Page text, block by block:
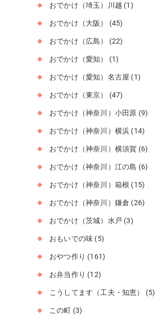
おでかけ（埼玉）川越 (1)
おでかけ（大阪） (45)
おでかけ（広島） (22)
おでかけ（愛知） (1)
おでかけ（愛知）名古屋 (1)
おでかけ（東京） (47)
おでかけ（神奈川）小田原 (9)
おでかけ（神奈川）横浜 (14)
おでかけ（神奈川）横須賀 (6)
おでかけ（神奈川）江の島 (6)
おでかけ（神奈川）箱根 (15)
おでかけ（神奈川）鎌倉 (26)
おでかけ（茨城）水戸 (3)
おもいでの味 (5)
おやつ作り (161)
お弁当作り (12)
こうしてます（工夫・知恵） (5)
この町 (3)